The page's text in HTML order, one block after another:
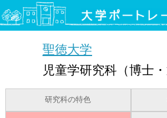
聖徳大学
児童学研究科（博士・
研究科の特色